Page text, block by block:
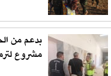
بدعم من
مشروع